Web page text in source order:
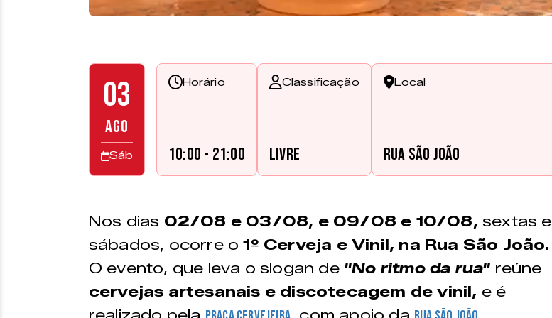
03
AGO
Sáb
Horário
10:00 - 21:00
Classificação
Livre
Local
Rua São João
Nos dias 02/08 e 03/08, e 09/08 e 10/08, sextas e
sábados, ocorre o1º Cerveja e Vinil, na Rua São João.
O evento, que leva o slogan de "No ritmo da rua" reúne
cervejas artesanais e discotecagem de vinil, e é